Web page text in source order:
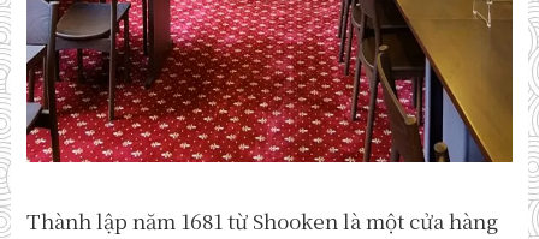
Thành lập năm 1681 từ Shooken là một cửa hàng